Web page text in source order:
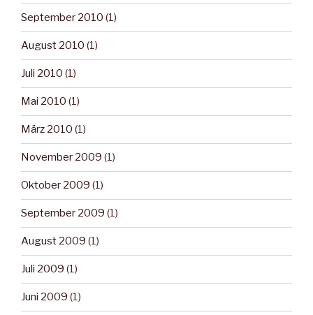
September 2010 (1)
August 2010 (1)
Juli 2010 (1)
Mai 2010 (1)
März 2010 (1)
November 2009 (1)
Oktober 2009 (1)
September 2009 (1)
August 2009 (1)
Juli 2009 (1)
Juni 2009 (1)